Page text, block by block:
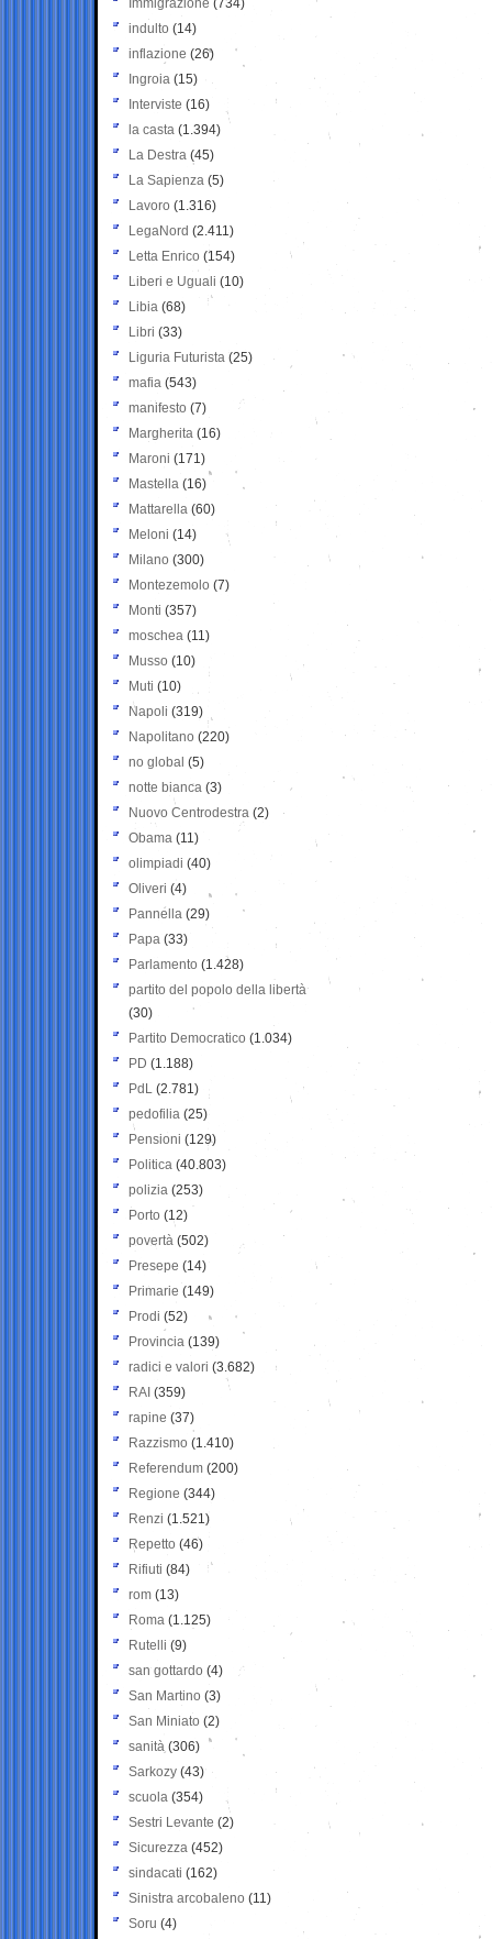
Immigrazione (734)
indulto (14)
inflazione (26)
Ingroia (15)
Interviste (16)
la casta (1.394)
La Destra (45)
La Sapienza (5)
Lavoro (1.316)
LegaNord (2.411)
Letta Enrico (154)
Liberi e Uguali (10)
Libia (68)
Libri (33)
Liguria Futurista (25)
mafia (543)
manifesto (7)
Margherita (16)
Maroni (171)
Mastella (16)
Mattarella (60)
Meloni (14)
Milano (300)
Montezemolo (7)
Monti (357)
moschea (11)
Musso (10)
Muti (10)
Napoli (319)
Napolitano (220)
no global (5)
notte bianca (3)
Nuovo Centrodestra (2)
Obama (11)
olimpiadi (40)
Oliveri (4)
Pannella (29)
Papa (33)
Parlamento (1.428)
partito del popolo della libertà
(30)
Partito Democratico (1.034)
PD (1.188)
PdL (2.781)
pedofilia (25)
Pensioni (129)
Politica (40.803)
polizia (253)
Porto (12)
povertà (502)
Presepe (14)
Primarie (149)
Prodi (52)
Provincia (139)
radici e valori (3.682)
RAI (359)
rapine (37)
Razzismo (1.410)
Referendum (200)
Regione (344)
Renzi (1.521)
Repetto (46)
Rifiuti (84)
rom (13)
Roma (1.125)
Rutelli (9)
san gottardo (4)
San Martino (3)
San Miniato (2)
sanità (306)
Sarkozy (43)
scuola (354)
Sestri Levante (2)
Sicurezza (452)
sindacati (162)
Sinistra arcobaleno (11)
Soru (4)